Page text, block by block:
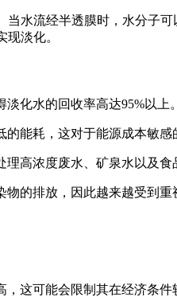
水流经半透膜时，水分子
淡化。
化水的回收率高达95%以上。
能耗，这对于能源成本敏感
高浓度废水、矿泉水以及食
的排放，因此越来越受到重
这可能会限制其在经济条件